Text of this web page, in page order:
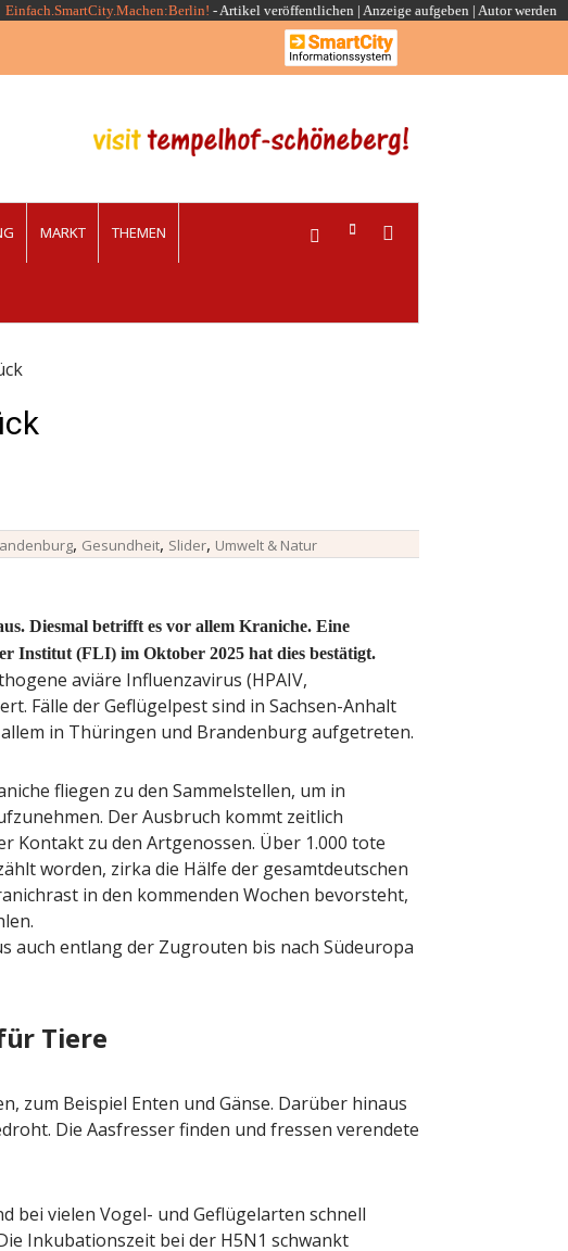
Einfach.SmartCity.Machen:Berlin! -Artikel veröffentlichen | Anzeige aufgeben | Autor werden
MARKT THEMEN
, Gesundheit, Slider, Umwelt & Natur
Diesmal betrifft es vor allem Kraniche. Eine
Institut (FLI) im Oktober 2025 hat dies bestätigt.
aviäre Influenzavirus (HPAIV,
Fälle der Geflügelpest sind in Sachsen-Anhalt
in Thüringen und Brandenburg aufgetreten.
fliegen zu den Sammelstellen, um in
Der Ausbruch kommt zeitlich
Kontakt zu den Artgenossen. Über 1.000 tote
worden, zirka die Hälfe der gesamtdeutschen
in den kommenden Wochen bevorsteht,
auch entlang der Zugrouten bis nach Südeuropa
Tiere
zum Beispiel Enten und Gänse. Darüber hinaus
Die Aasfresser finden und fressen verendete
bei vielen Vogel- und Geflügelarten schnell
Inkubationszeit bei der H5N1 schwankt
Regeln gelten 14. Juni